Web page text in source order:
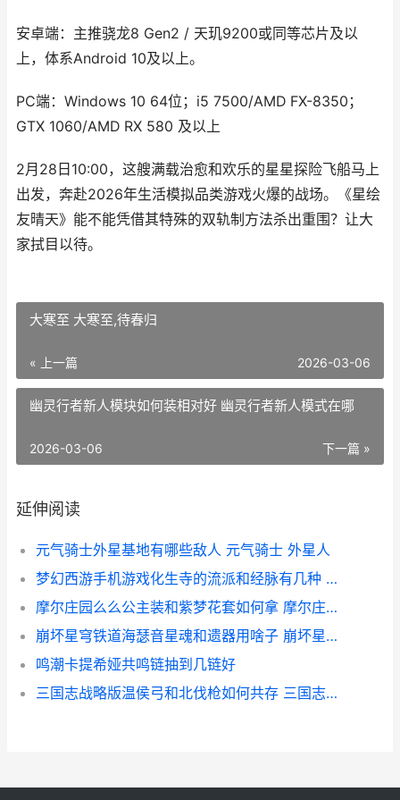
安卓端：主推骁龙8 Gen2 / 天玑9200或同等芯片及以
上，体系Android 10及以上。
PC端：Windows 10 64位；i5 7500/AMD FX-8350；
GTX 1060/AMD RX 580 及以上
2月28日10:00，这艘满载治愈和欢乐的星星探险飞船马上
出发，奔赴2026年生活模拟品类游戏火爆的战场。《星绘
友晴天》能不能凭借其特殊的双轨制方法杀出重围？让大
家拭目以待。
大寒至 大寒至,待春归
« 上一篇 2026-03-06
幽灵行者新人模块如何装相对好 幽灵行者新人模式在哪
下一篇 »
2026-03-06
延伸阅读
元气骑士外星基地有哪些敌人 元气骑士 外星人
梦幻西游手机游戏化生寺的流派和经脉有几种 梦幻西游手机游苹果
摩尔庄园么么公主装和紫梦花套如何拿 摩尔庄园么么公主生日
崩坏星穹铁道海瑟音星魂和遗器用啥子 崩坏星穹铁道海盗占领列车
鸣潮卡提希娅共鸣链抽到几链好
三国志战略版温侯弓和北伐枪如何共存 三国志战略版温侯吕布